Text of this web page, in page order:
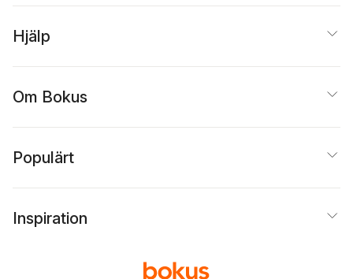
Hjälp
Om Bokus
Populärt
Inspiration